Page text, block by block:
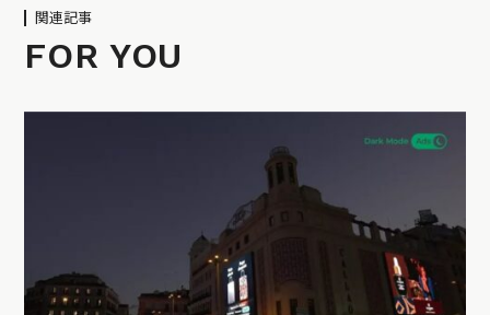
関連記事
FOR YOU